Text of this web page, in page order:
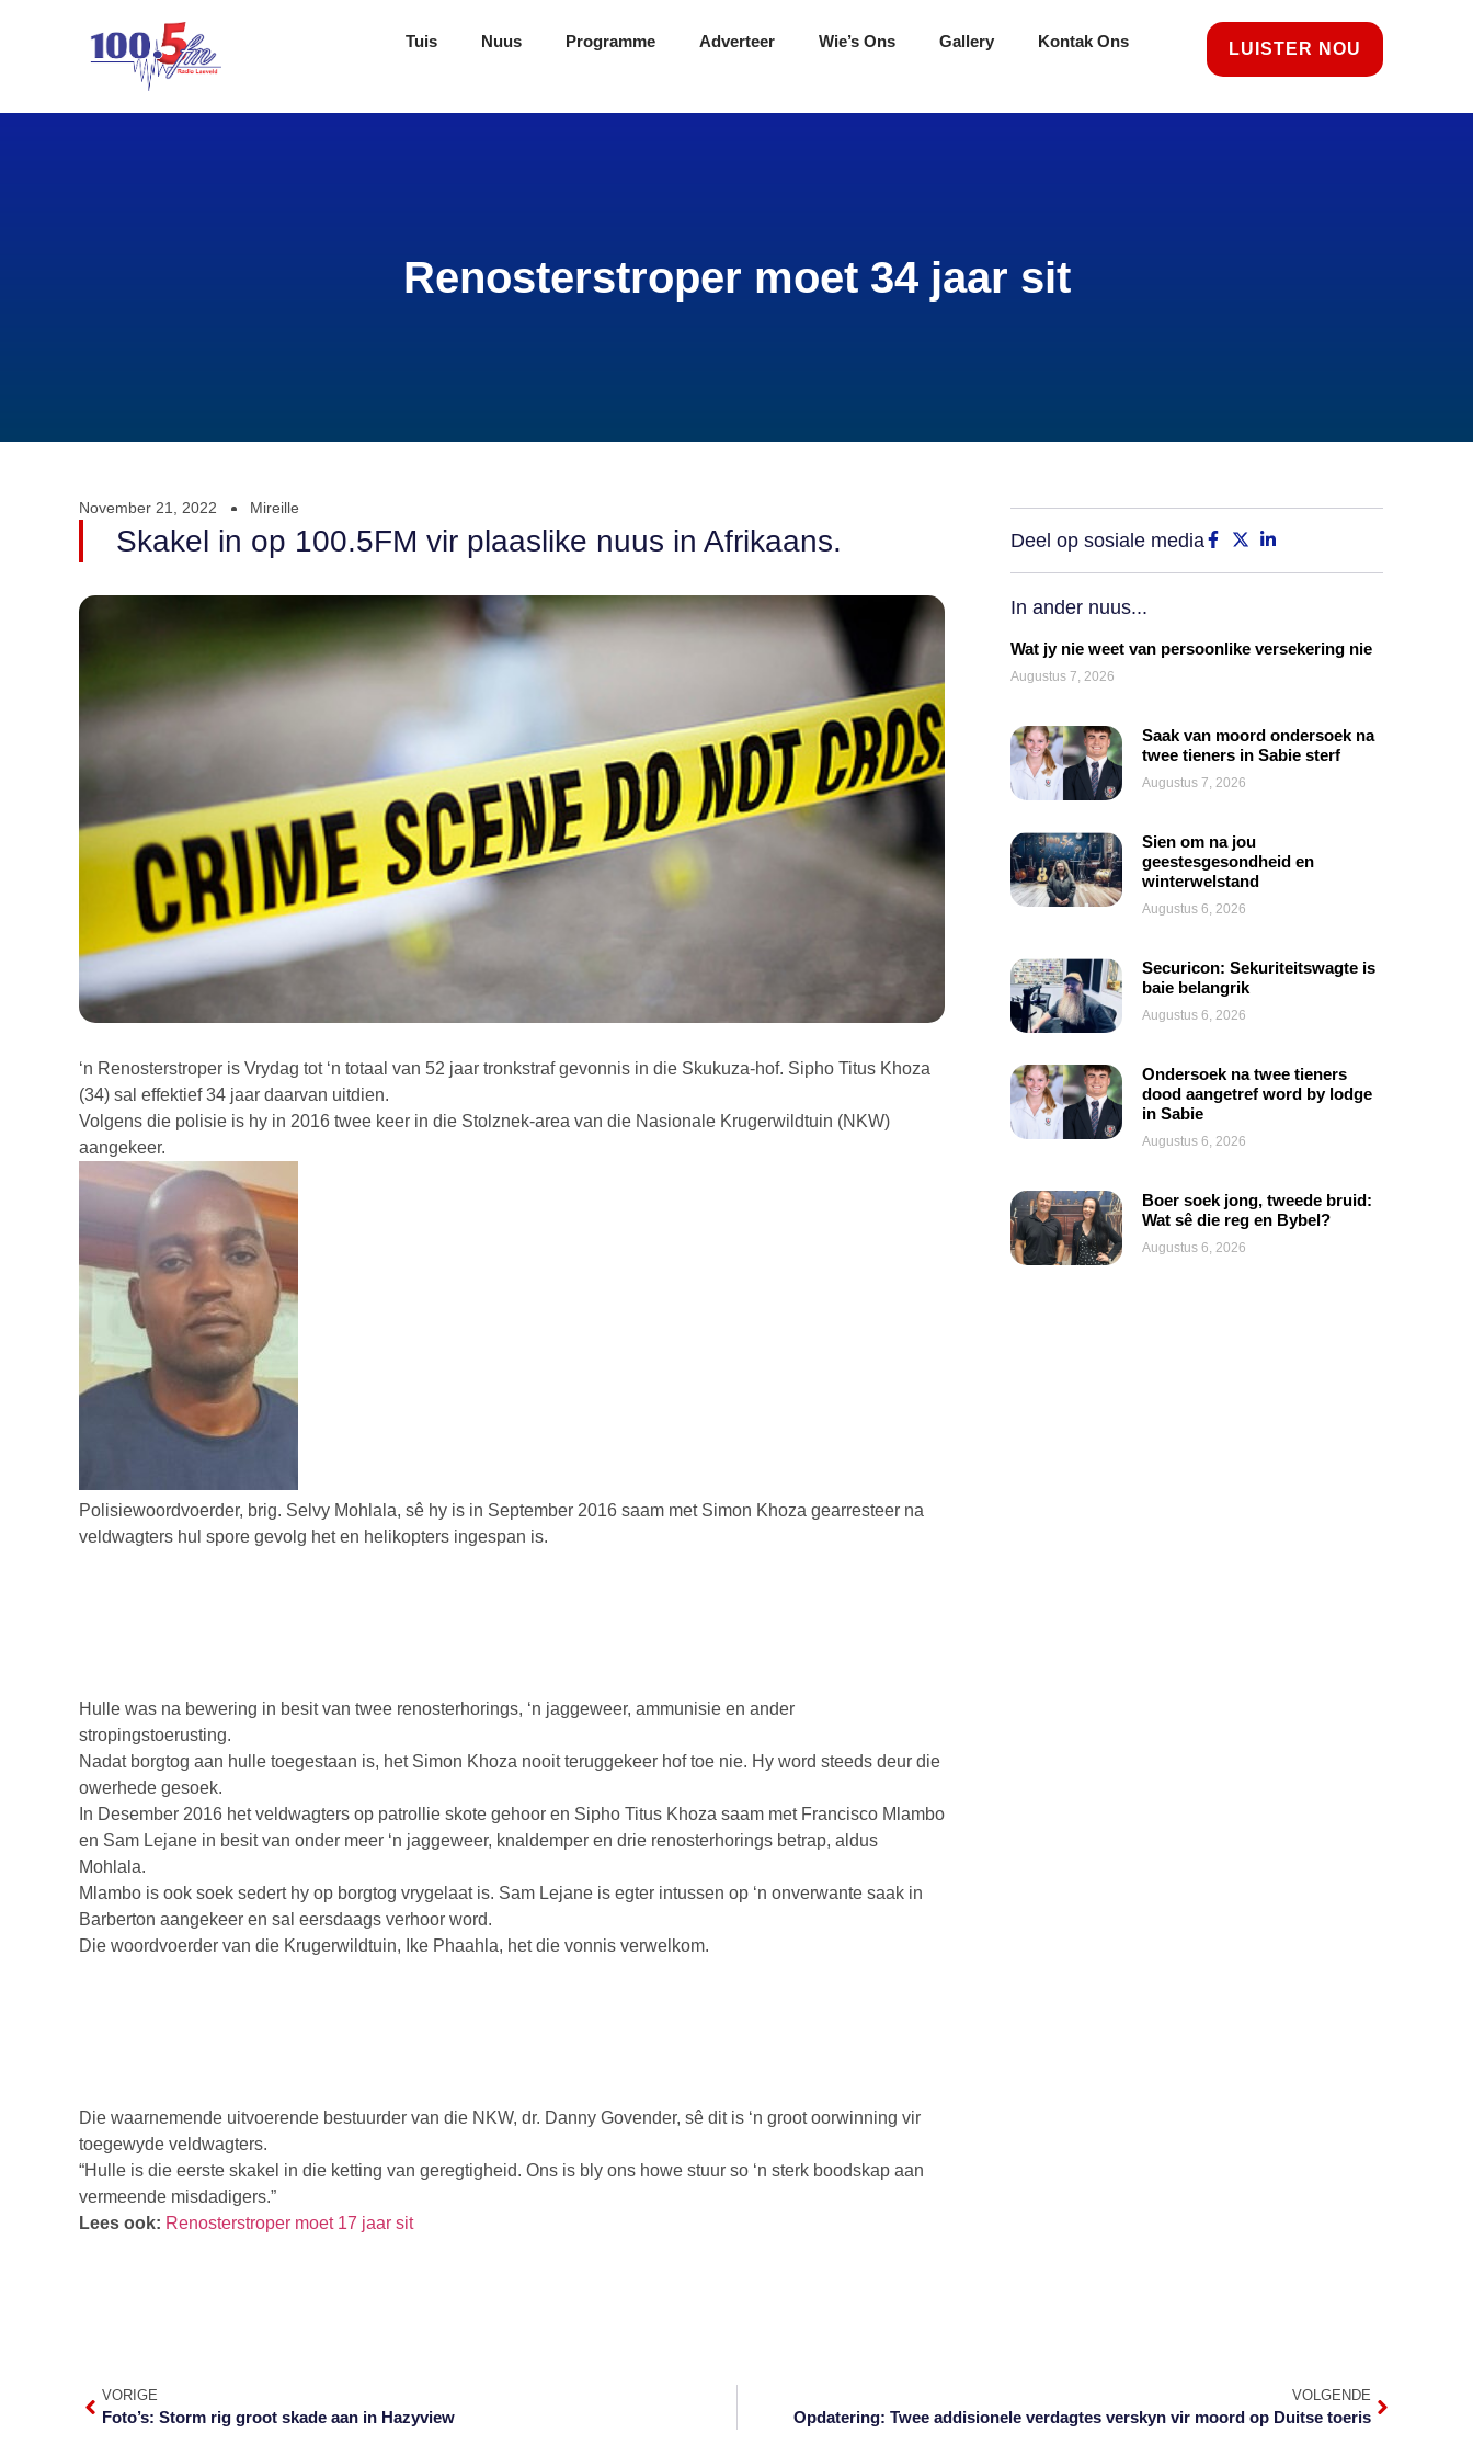
Tuis Nuus Programme Adverteer Wie’s Ons Gallery Kontak Ons LUISTER NOU
Renosterstroper moet 34 jaar sit
November 21, 2022 Mireille
Skakel in op 100.5FM vir plaaslike nuus in Afrikaans.
‘n Renosterstroper is Vrydag tot ‘n totaal van 52 jaar tronkstraf gevonnis in die Skukuza-hof. Sipho Titus Khoza
(34) sal effektief 34 jaar daarvan uitdien.
Volgens die polisie is hy in 2016 twee keer in die Stolznek-area van die Nasionale Krugerwildtuin (NKW)
aangekeer.
Polisiewoordvoerder, brig. Selvy Mohlala, sê hy is in September 2016 saam met Simon Khoza gearresteer na
veldwagters hul spore gevolg het en helikopters ingespan is.
Hulle was na bewering in besit van twee renosterhorings, ‘n jaggeweer, ammunisie en ander
stropingstoerusting.
Nadat borgtog aan hulle toegestaan is, het Simon Khoza nooit teruggekeer hof toe nie. Hy word steeds deur die
owerhede gesoek.
In Desember 2016 het veldwagters op patrollie skote gehoor en Sipho Titus Khoza saam met Francisco Mlambo
en Sam Lejane in besit van onder meer ‘n jaggeweer, knaldemper en drie renosterhorings betrap, aldus
Mohlala.
Mlambo is ook soek sedert hy op borgtog vrygelaat is. Sam Lejane is egter intussen op ‘n onverwante saak in
Barberton aangekeer en sal eersdaags verhoor word.
Die woordvoerder van die Krugerwildtuin, Ike Phaahla, het die vonnis verwelkom.
Die waarnemende uitvoerende bestuurder van die NKW, dr. Danny Govender, sê dit is ‘n groot oorwinning vir
toegewyde veldwagters.
“Hulle is die eerste skakel in die ketting van geregtigheid. Ons is bly ons howe stuur so ‘n sterk boodskap aan
vermeende misdadigers.”
Lees ook: Renosterstroper moet 17 jaar sit
Deel op sosiale media
In ander nuus...
Wat jy nie weet van persoonlike versekering nie
Augustus 7, 2026
Saak van moord ondersoek na
twee tieners in Sabie sterf
Augustus 7, 2026
Sien om na jou
geestesgesondheid en
winterwelstand
Augustus 6, 2026
Securicon: Sekuriteitswagte is
baie belangrik
Augustus 6, 2026
Ondersoek na twee tieners
dood aangetref word by lodge
in Sabie
Augustus 6, 2026
Boer soek jong, tweede bruid:
Wat sê die reg en Bybel?
Augustus 6, 2026
VORIGE
Foto’s: Storm rig groot skade aan in Hazyview
VOLGENDE
Opdatering: Twee addisionele verdagtes verskyn vir moord op Duitse toeris